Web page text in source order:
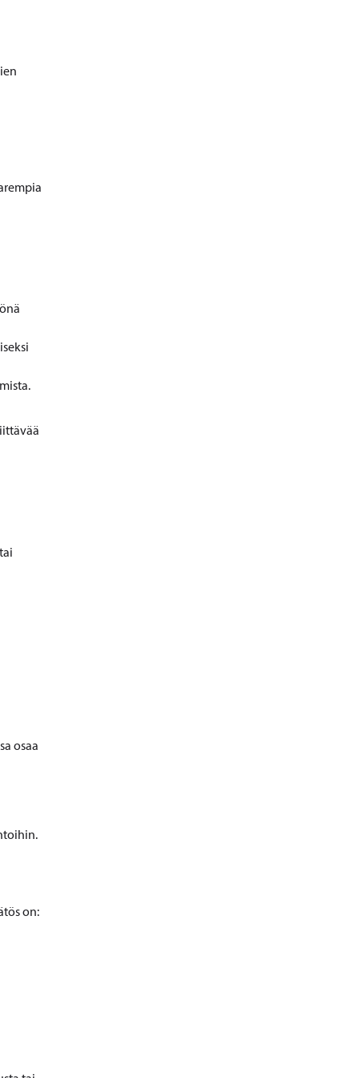
osaa
on: